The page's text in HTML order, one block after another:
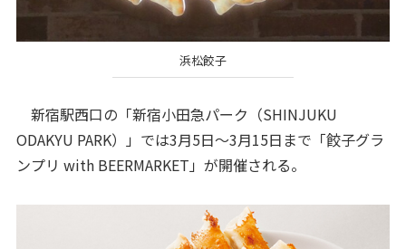
浜松餃子
新宿駅西口の「新宿小田急パーク（SHINJUKU
ODAKYU PARK）」では3月5日～3月15日まで「餃子グラ
ンプリ with BEERMARKET」が開催される。